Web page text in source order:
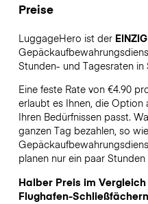
Preise
LuggageHero ist der
Stunden- und Tagesraten
Eine feste Rate von €4.90
erlaubt es Ihnen, die Option
Ihren Bedürfnissen passt.
ganzen Tag bezahlen, so
planen nur ein paar
Halber Preis im
Flughafen-Schließfächern